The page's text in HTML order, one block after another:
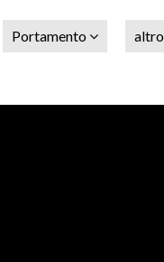
Portamento altro